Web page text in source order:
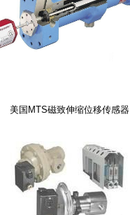
美国MTS磁致伸缩位移传感器